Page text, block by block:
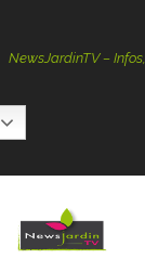
– Infos,